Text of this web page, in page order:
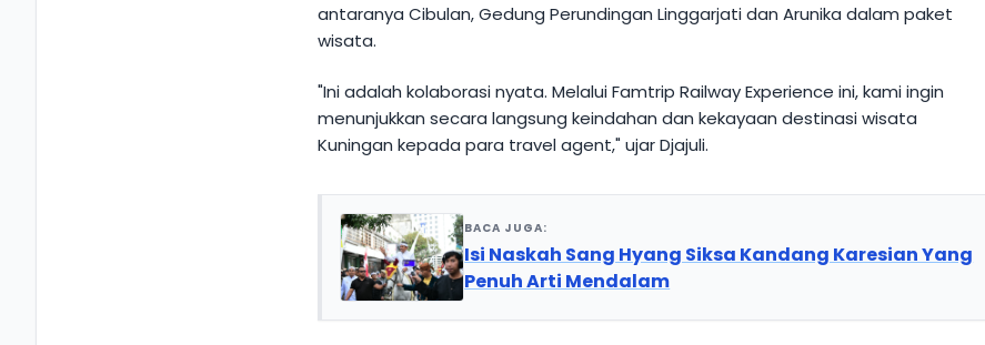
antaranya Cibulan, Gedung Perundingan Linggarjati dan Arunika dalam paket
wisata.
"Ini adalah kolaborasi nyata. Melalui Famtrip Railway Experience ini, kami ingin
menunjukkan secara langsung keindahan dan kekayaan destinasi wisata
Kuningan kepada para travel agent," ujar Djajuli.
BACA JUGA:
Isi Naskah Sang Hyang Siksa Kandang Karesian Yang
Penuh Arti Mendalam